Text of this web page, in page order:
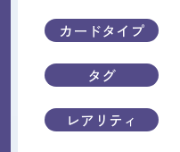
カードタイプ
タグ
レアリティ